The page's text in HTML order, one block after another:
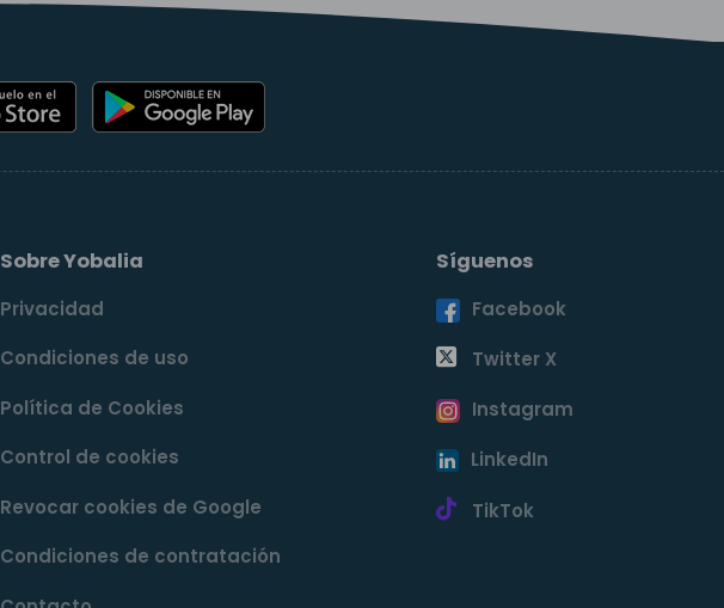
Sobre Yobalia
Privacidad
Condiciones de uso
Política de Cookies
Control de cookies
Revocar cookies de Google
Condiciones de contratación
Síguenos
Facebook
Twitter X
Instagram
LinkedIn
TikTok